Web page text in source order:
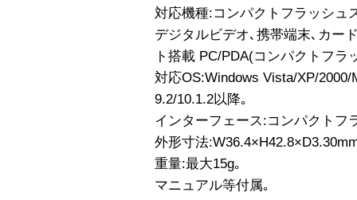
対応機種:コンパクトフラッシュ
デジタルビデオ､携帯端末､カー
ト搭載 PC/PDA(コンパクトフラ
対応OS:Windows Vista/XP/
9.2/10.1.2以降｡
インターフェース:コンパクトフ
外形寸法
重量:最大15g｡
マニュアル等付属｡